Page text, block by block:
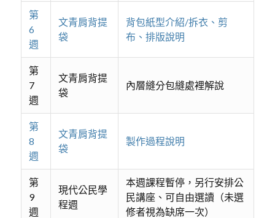
第
6
週
文青肩背提
袋
背包紙型介紹/拆衣、剪
布、排版說明
第
7
週
文青肩背提
袋
內層縫分包縫處裡解說
第
8
週
文青肩背提
袋
製作過程說明
第
9
週
現代公民學
程週
本週課程暫停，另行安排公
民講座、可自由選讀（未選
修者視為缺席一次）